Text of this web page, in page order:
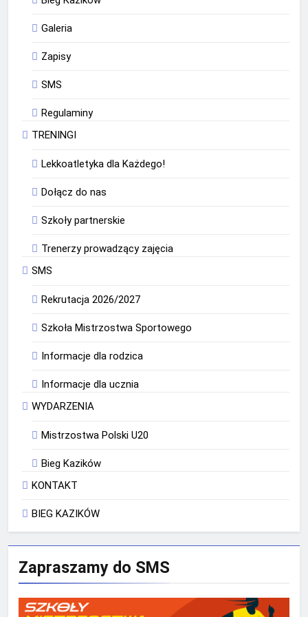
Galeria
Zapisy
SMS
Regulaminy
TRENINGI
Lekkoatletyka dla Każdego!
Dołącz do nas
Szkoły partnerskie
Trenerzy prowadzący zajęcia
SMS
Rekrutacja 2026/2027
Szkoła Mistrzostwa Sportowego
Informacje dla rodzica
Informacje dla ucznia
WYDARZENIA
Mistrzostwa Polski U20
Bieg Kazików
KONTAKT
BIEG KAZIKÓW
Zapraszamy do SMS